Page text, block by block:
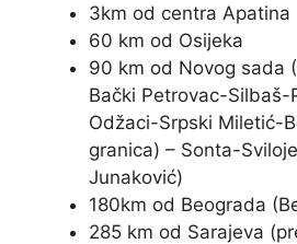
3km od centra Apatina
60 km od Osijeka
90 km od Novog sada
Bački Petrovac-
Odžaci-Srpski Miletić-
granica) – Sonta-
Junaković)
180km od Beograda
285 km od Sarajeva